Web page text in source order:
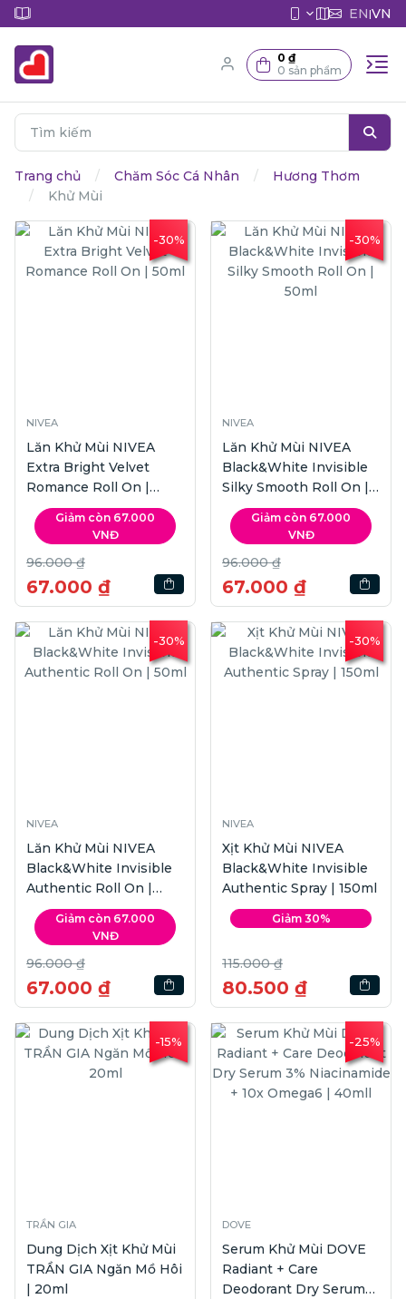
EN|VN
0 ₫
0 sản phẩm
Trang chủ Chăm Sóc Cá Nhân
Hương Thơm
Khử Mùi
-30%
NIVEA
Lăn Khử Mùi NIVEA
Extra Bright Velvet
Romance Roll On |
50ml
Giảm còn 67.000
VNĐ
96.000 ₫
67.000 ₫
-30%
NIVEA
Lăn Khử Mùi NIVEA
Black&White Invisible
Silky Smooth Roll On |
50ml
Giảm còn 67.000
VNĐ
96.000 ₫
67.000 ₫
-30%
NIVEA
Lăn Khử Mùi NIVEA
Black&White Invisible
Authentic Roll On |
50ml
Giảm còn 67.000
VNĐ
96.000 ₫
67.000 ₫
-30%
NIVEA
Xịt Khử Mùi NIVEA
Black&White Invisible
Authentic Spray | 150ml
Giảm 30%
115.000 ₫
80.500 ₫
-15%
TRẦN GIA
Dung Dịch Xịt Khử Mùi
TRẦN GIA Ngăn Mồ Hôi
| 20ml
-25%
DOVE
Serum Khử Mùi DOVE
Radiant + Care
Deodorant Dry Serum